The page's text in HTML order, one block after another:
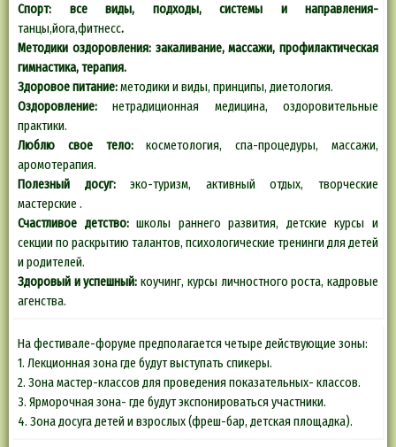
Спорт: все виды, подходы, системы и направления-
танцы,йога,фитнесс.
Методики оздоровления: закаливание, массажи, профилактическая
гимнастика, терапия.
Здоровое питание:методики и виды, принципы, диетология.
Оздоровление:нетрадиционная медицина, оздоровительные
практики.
Люблю свое тело:косметология, спа-процедуры, массажи,
аромотерапия.
Полезный досуг:эко-туризм, активный отдых, творческие
мастерские .
Счастливое детство:школы раннего развития, детские курсы и
секции по раскрытию талантов, психологические тренинги для детей
и родителей.
Здоровый и успешный: коучинг, курсы личностного роста, кадровые
агенства.
На фестивале-форуме предполагается четыре действующие зоны:
1. Лекционная зона где будут выступать спикеры.
2. Зона мастер-классов для проведения показательных- классов.
3. Ярморочная зона- где будут экспонироваться участники.
4. Зона досуга детей и взрослых (фреш-бар, детская площадка).